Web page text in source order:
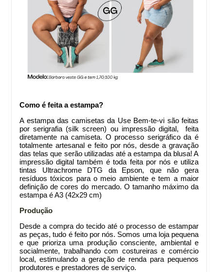
Como é feita a estampa?
A estampa das camisetas da Use Bem-te-vi são feitas
por serigrafia (silk screen) ou impressão digital, feita
diretamente na camiseta. O processo serigráfico da é
totalmente artesanal e feito por nós, desde a gravação
das telas que serão utilizadas até a estampa da blusa! A
impressão digital também é toda feita por nós e utiliza
tintas Ultrachrome DTG da Epson, que não gera
resíduos tóxicos para o meio ambiente e tem a maior
definição de cores do mercado. O tamanho máximo da
estampa é A3 (42x29 cm)
Produção
Desde a compra do tecido até o processo de estampar
as peças, tudo é feito por nós. Somos uma loja pequena
e que prioriza uma produção consciente, ambiental e
socialmente, trabalhando com costureiras e comércio
local, estimulando a geração de renda para pequenos
produtores e prestadores de serviço.